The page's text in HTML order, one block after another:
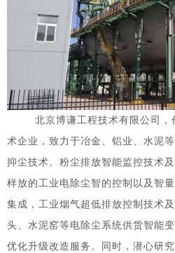
1 2
北京博谦工程技术有限公司，
术企业，致力于冶金、铝业、水泥
抑尘技术、粉尘排放智能监控技术
样放的工业电除尘智的控制以及智
集成，工业烟气超低排放控制技术
头、水泥窑等电除尘系统供货智能
优化升级改造服务。同时，潜心研